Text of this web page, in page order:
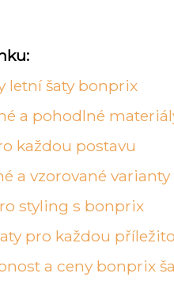
letní šaty bonprix
a pohodlné
každou postavu
a vzorované varianty
styling s bonprix
pro každou
a ceny bonprix